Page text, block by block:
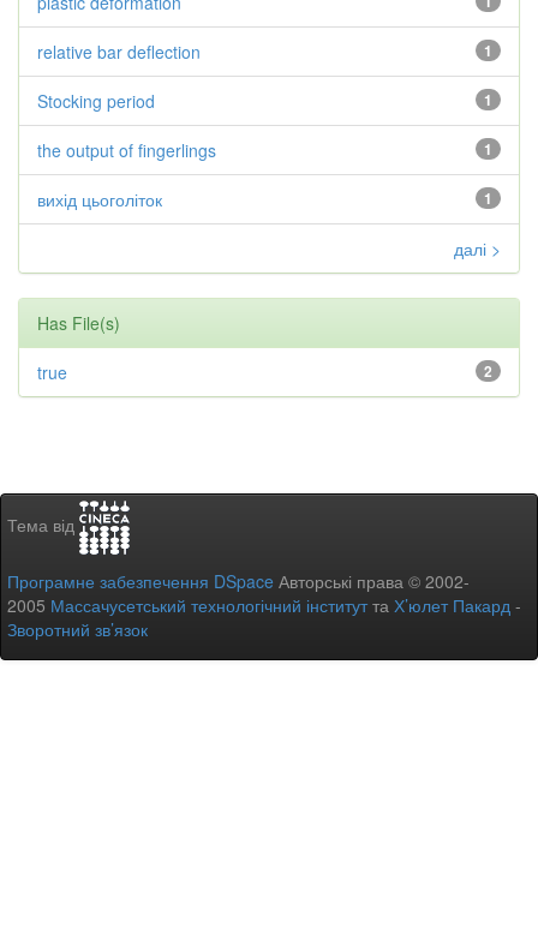
1
relative bar deflection
1
Stocking period
1
the output of fingerlings
1
вихід цьоголіток
далі >
Has File(s)
2
true
Тема від
Програмне забезпечення DSpace Авторські права © 2002-
2005 Массачусетський технологічний інститутта Х’юлет Пакард -
Зворотний зв’язок